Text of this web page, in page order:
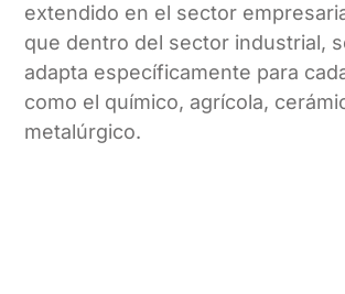
extendido en el sector
que dentro del sector industrial,
adapta específicamente para
como el químico, agrícola,
metalúrgico.